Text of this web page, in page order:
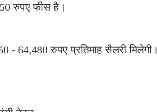
रुपए फीस है।
- 64,480 रुपए प्रतिमाह सैलरी मिलेगी।